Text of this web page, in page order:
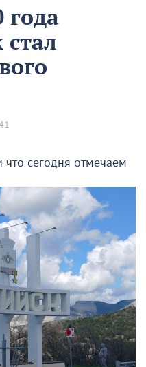
года
что сегодня отмечаем